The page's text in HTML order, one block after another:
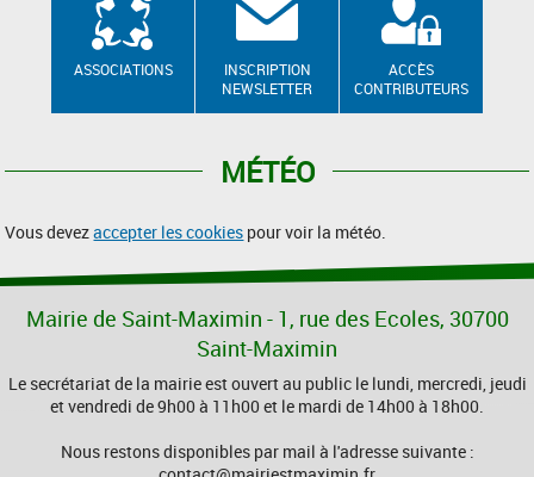
ASSOCIATIONS
INSCRIPTION
NEWSLETTER
ACCÈS
CONTRIBUTEURS
MÉTÉO
Vous devezaccepter les cookies pour voir la météo.
Mairie de Saint-Maximin - 1, rue des Ecoles, 30700
Saint-Maximin
Le secrétariat de la mairie est ouvert au public le lundi, mercredi, jeudi
et vendredi de 9h00 à 11h00 et le mardi de 14h00 à 18h00.
Nous restons disponibles par mail à l'adresse suivante :